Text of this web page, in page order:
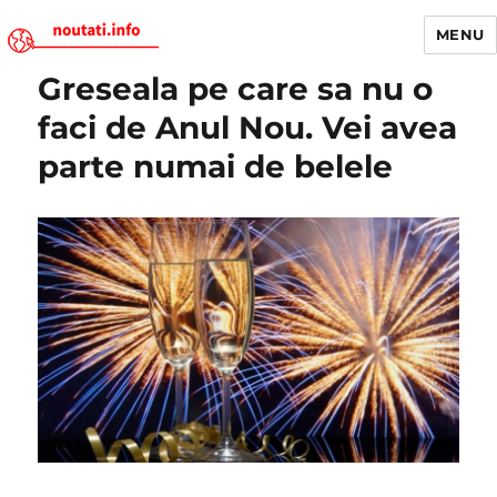
Noutati.Info
MENU
Greseala pe care sa nu o
faci de Anul Nou. Vei avea
parte numai de belele